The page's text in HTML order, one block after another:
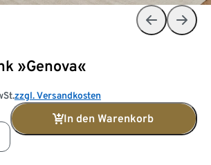
»Genova«
zzgl. Versandkosten
In den Warenkorb